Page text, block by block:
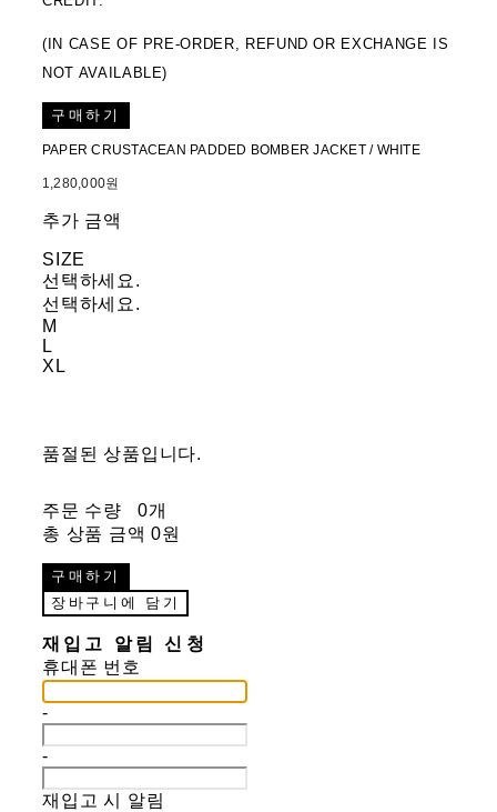
(IN CASE OF PRE-ORDER, REFUND OR EXCHANGE IS
NOT AVAILABLE)
구매하기
PAPER CRUSTACEAN PADDED BOMBER JACKET / WHITE
1,280,000원
추가 금액
SIZE
선택하세요.
선택하세요.
M
L
XL
품절된 상품입니다.
주문 수량
0개
총 상품 금액 0원
구매하기
장바구니에 담기
재입고 알림 신청
휴대폰 번호
-
-
재입고 시 알림